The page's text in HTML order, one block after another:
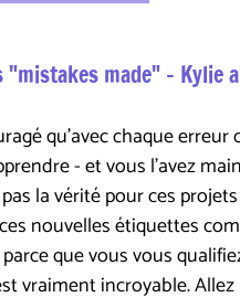
"mistakes made" - Kylie
qu'avec chaque erreur
- et vous l'avez
la vérité pour ces
nouvelles étiquettes
que vous vous
vraiment incroyable. Allez